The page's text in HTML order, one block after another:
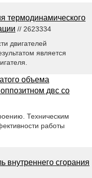
термодинамического
// 2623334
двигателей
является
объема
двс со
Техническим
работы
внутреннего сгорания